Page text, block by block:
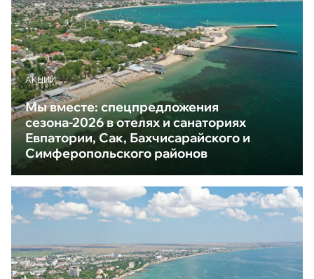
АКЦИИ
Мы вместе: спецпредложения
сезона-2026 в отелях и санаториях
Евпатории, Сак, Бахчисарайского и
Симферопольского районов